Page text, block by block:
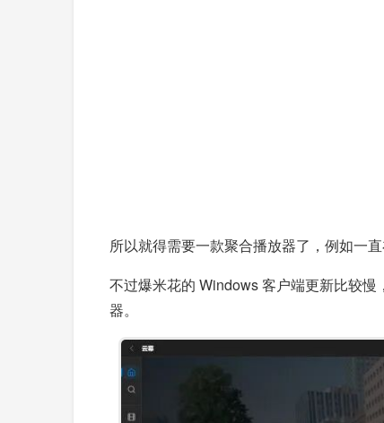
所以就得需要一款聚合播放器了，例如一
不过爆米花的 Windows 客户端更新比较
器。